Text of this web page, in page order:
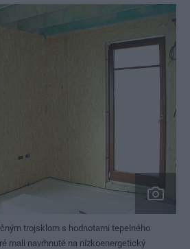
trojsklom s hodnotami tepelného
mali navrhnuté na nízkoenergetický